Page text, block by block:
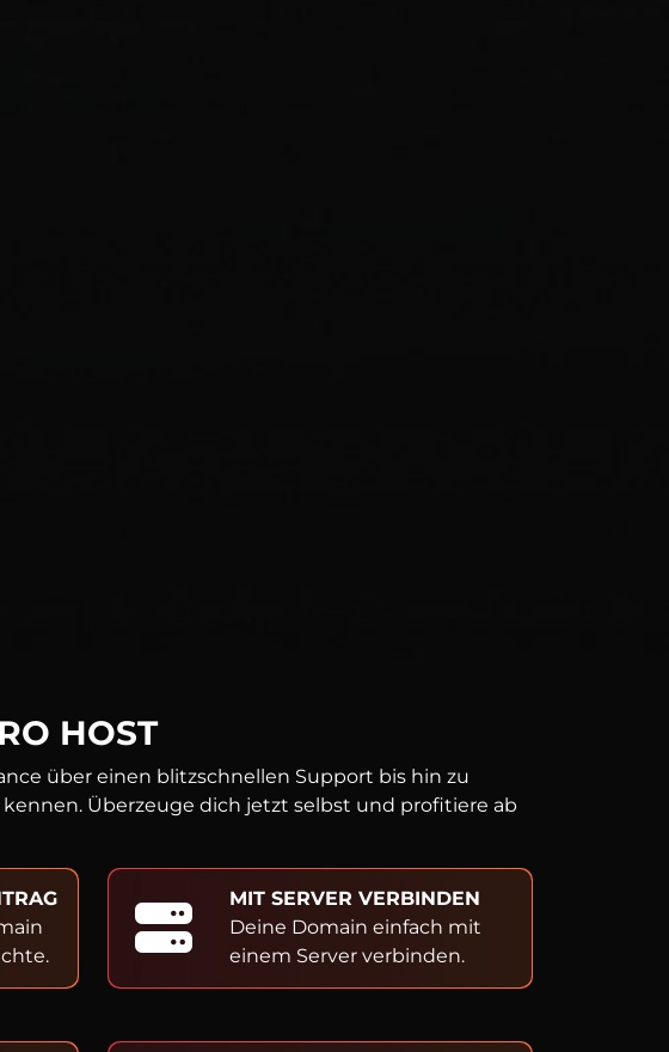
HOST
über einen blitzschnellen Support bis hin zu
Überzeuge dich jetzt selbst und profitiere ab
MIT SERVER VERBINDEN
Deine Domain einfach mit
einem Server verbinden.